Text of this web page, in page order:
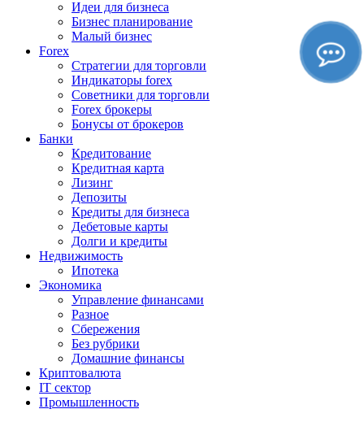
Идеи для бизнеса
Бизнес планирование
Малый бизнес
Forex
Стратегии для торговли
Индикаторы forex
Советники для торговли
Forex брокеры
Бонусы от брокеров
Банки
Кредитование
Кредитная карта
Лизинг
Депозиты
Кредиты для бизнеса
Дебетовые карты
Долги и кредиты
Недвижимость
Ипотека
Экономика
Управление финансами
Разное
Сбережения
Без рубрики
Домашние финансы
Криптовалюта
IT сектор
Промышленность